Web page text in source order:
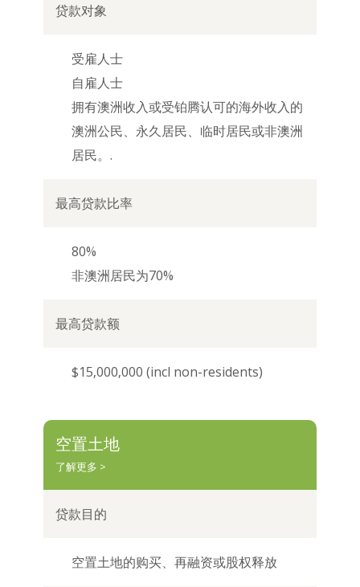
受雇人士
自雇人士
拥有澳洲收入或受铂腾认可的海外收入的
澳洲公民、永久居民、临时居民或非澳洲
居民。.
80%
非澳洲居民为70%
$15,000,000 (incl non-residents)
空置土地
了解更多 >
空置土地的购买、再融资或股权释放